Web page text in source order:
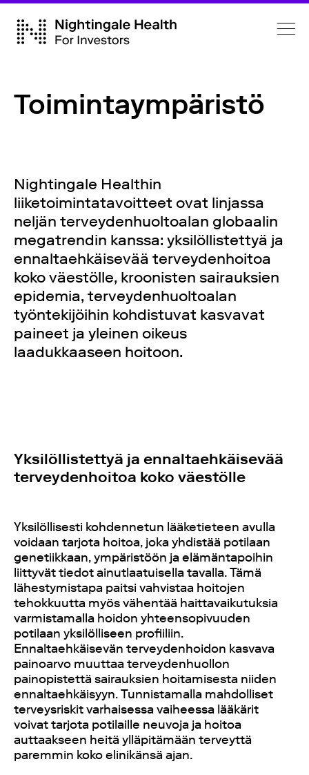
Toimintaympäristö
Nightingale Healthin
liiketoimintatavoitteet ovat linjassa
neljän terveydenhuoltoalan globaalin
megatrendin kanssa: yksilöllistettyä ja
ennaltaehkäisevää terveydenhoitoa
koko väestölle, kroonisten sairauksien
epidemia, terveydenhuoltoalan
työntekijöihin kohdistuvat kasvavat
paineet ja yleinen oikeus
laadukkaaseen hoitoon.
Yksilöllistettyä ja ennaltaehkäisevää
terveydenhoitoa koko väestölle
Yksilöllisesti kohdennetun lääketieteen avulla
voidaan tarjota hoitoa, joka yhdistää potilaan
genetiikkaan, ympäristöön ja elämäntapoihin
liittyvät tiedot ainutlaatuisella tavalla. Tämä
lähestymistapa paitsi vahvistaa hoitojen
tehokkuutta myös vähentää haittavaikutuksia
varmistamalla hoidon yhteensopivuuden
potilaan yksilölliseen profiiliin.
Ennaltaehkäisevän terveydenhoidon kasvava
painoarvo muuttaa terveydenhuollon
painopistettä sairauksien hoitamisesta niiden
ennaltaehkäisyyn. Tunnistamalla mahdolliset
terveysriskit varhaisessa vaiheessa lääkärit
voivat tarjota potilaille neuvoja ja hoitoa
auttaakseen heitä ylläpitämään terveyttä
paremmin koko elinikänsä ajan.